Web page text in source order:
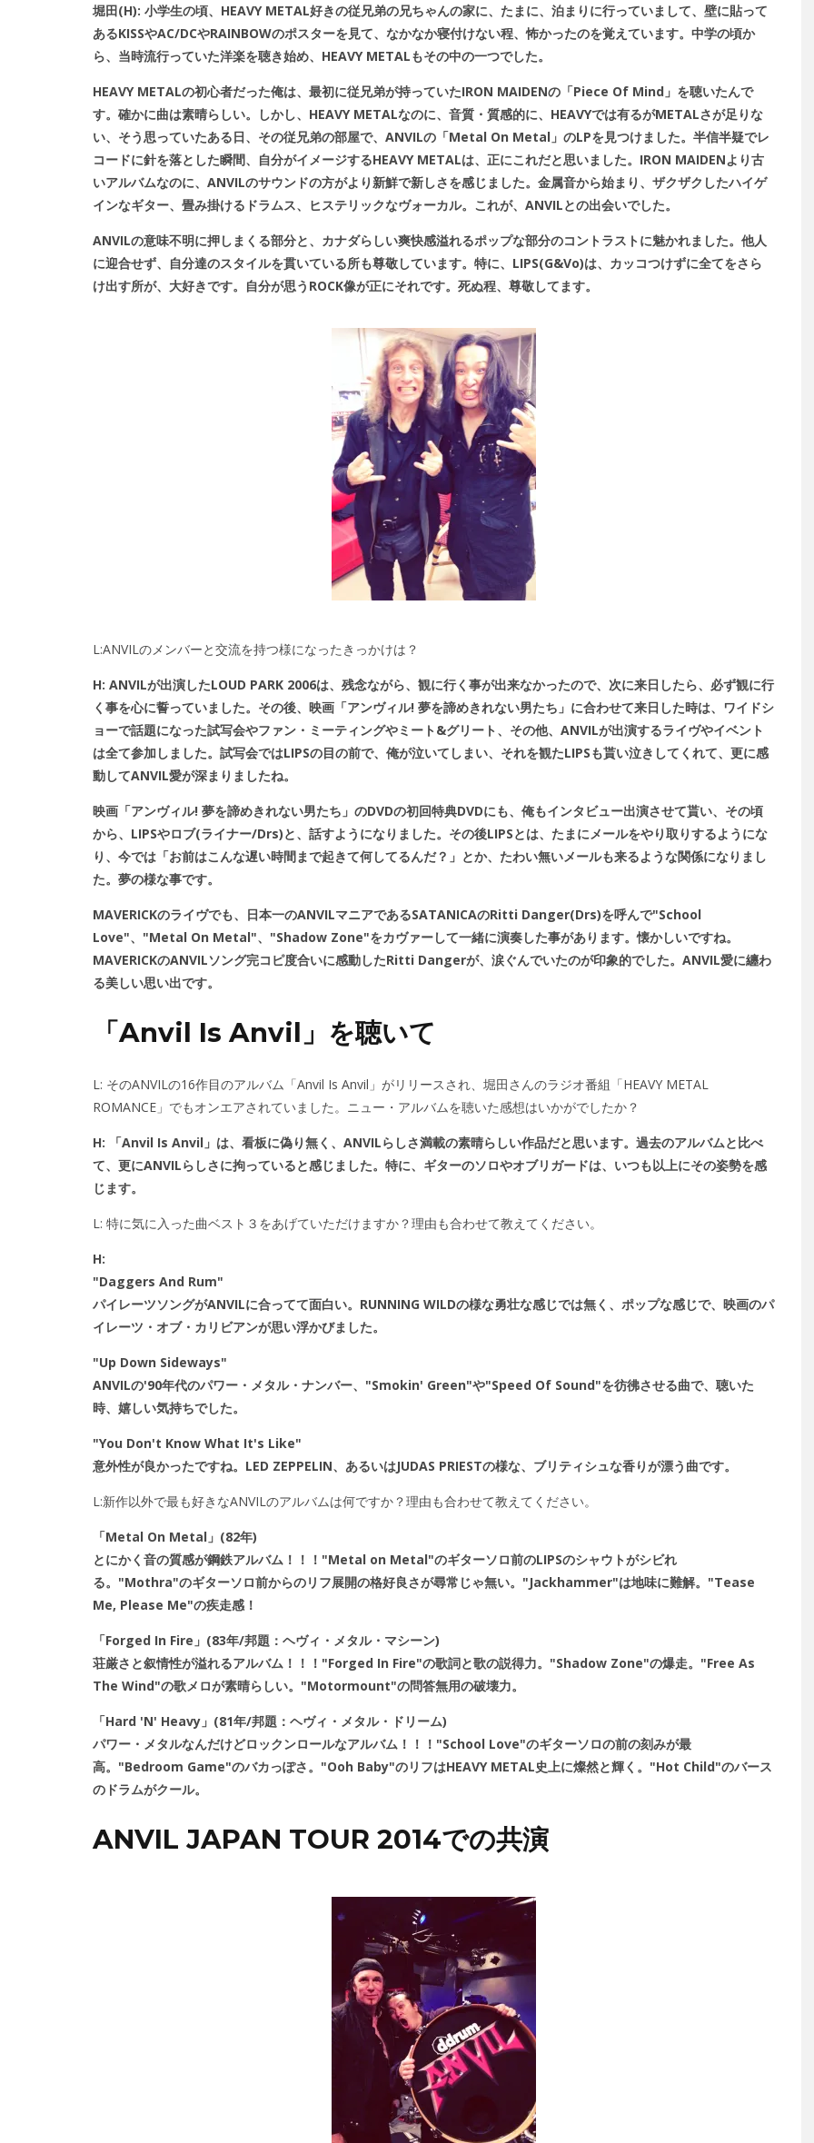
堀田(H): 小学生の頃、HEAVY METAL好きの従兄弟の兄ちゃんの家に、たまに、泊まりに行っていまして、壁に貼って
あるKISSやAC/DCやRAINBOWのポスターを見て、なかなか寝付けない程、怖かったのを覚えています。中学の頃か
ら、当時流行っていた洋楽を聴き始め、HEAVY METALもその中の一つでした。
HEAVY METALの初心者だった俺は、最初に従兄弟が持っていたIRON MAIDENの「Piece Of Mind」を聴いたんで
す。確かに曲は素晴らしい。しかし、HEAVY METALなのに、音質・質感的に、HEAVYでは有るがMETALさが足りな
い、そう思っていたある日、その従兄弟の部屋で、ANVILの「Metal On Metal」のLPを見つけました。半信半疑でレ
コードに針を落とした瞬間、自分がイメージするHEAVY METALは、正にこれだと思いました。IRON MAIDENより古
いアルバムなのに、ANVILのサウンドの方がより新鮮で新しさを感じました。金属音から始まり、ザクザクしたハイゲ
インなギター、畳み掛けるドラムス、ヒステリックなヴォーカル。これが、ANVILとの出会いでした。
ANVILの意味不明に押しまくる部分と、カナダらしい爽快感溢れるポップな部分のコントラストに魅かれました。他人
に迎合せず、自分達のスタイルを貫いている所も尊敬しています。特に、LIPS(G&Vo)は、カッコつけずに全てをさら
け出す所が、大好きです。自分が思うROCK像が正にそれです。死ぬ程、尊敬してます。
L:ANVILのメンバーと交流を持つ様になったきっかけは？
H: ANVILが出演したLOUD PARK 2006は、残念ながら、観に行く事が出来なかったので、次に来日したら、必ず観に行
く事を心に誓っていました。その後、映画「アンヴィル! 夢を諦めきれない男たち」に合わせて来日した時は、ワイドシ
ョーで話題になった試写会やファン・ミーティングやミート&グリート、その他、ANVILが出演するライヴやイベント
は全て参加しました。試写会ではLIPSの目の前で、俺が泣いてしまい、それを観たLIPSも貰い泣きしてくれて、更に感
動してANVIL愛が深まりましたね。
映画「アンヴィル! 夢を諦めきれない男たち」のDVDの初回特典DVDにも、俺もインタビュー出演させて貰い、その頃
から、LIPSやロブ(ライナー/Drs)と、話すようになりました。その後LIPSとは、たまにメールをやり取りするようにな
り、今では「お前はこんな遅い時間まで起きて何してるんだ？」とか、たわい無いメールも来るような関係になりまし
た。夢の様な事です。
MAVERICKのライヴでも、日本一のANVILマニアであるSATANICAのRitti Danger(Drs)を呼んで"School
Love"、"Metal On Metal"、"Shadow Zone"をカヴァーして一緒に演奏した事があります。懐かしいですね。
MAVERICKのANVILソング完コピ度合いに感動したRitti Dangerが、涙ぐんでいたのが印象的でした。ANVIL愛に纏わ
る美しい思い出です。
「Anvil Is Anvil」を聴いて
L: そのANVILの16作目のアルバム「Anvil Is Anvil」がリリースされ、堀田さんのラジオ番組「HEAVY METAL
ROMANCE」でもオンエアされていました。ニュー・アルバムを聴いた感想はいかがでしたか？
H: 「Anvil Is Anvil」は、看板に偽り無く、ANVILらしさ満載の素晴らしい作品だと思います。過去のアルバムと比べ
て、更にANVILらしさに拘っていると感じました。特に、ギターのソロやオブリガードは、いつも以上にその姿勢を感
じます。
L: 特に気に入った曲ベスト３をあげていただけますか？理由も合わせて教えてください。
H:
"Daggers And Rum"
パイレーツソングがANVILに合ってて面白い。RUNNING WILDの様な勇壮な感じでは無く、ポップな感じで、映画のパ
イレーツ・オブ・カリビアンが思い浮かびました。
"Up Down Sideways"
ANVILの'90年代のパワー・メタル・ナンバー、"Smokin' Green"や"Speed Of Sound"を彷彿させる曲で、聴いた
時、嬉しい気持ちでした。
"You Don't Know What It's Like"
意外性が良かったですね。LED ZEPPELIN、あるいはJUDAS PRIESTの様な、ブリティシュな香りが漂う曲です。
L:新作以外で最も好きなANVILのアルバムは何ですか？理由も合わせて教えてください。
「Metal On Metal」(82年)
とにかく音の質感が鋼鉄アルバム！！！"Metal on Metal"のギターソロ前のLIPSのシャウトがシビれ
る。"Mothra"のギターソロ前からのリフ展開の格好良さが尋常じゃ無い。"Jackhammer"は地味に難解。"Tease
Me, Please Me"の疾走感！
「Forged In Fire」(83年/邦題：ヘヴィ・メタル・マシーン)
荘厳さと叙情性が溢れるアルバム！！！"Forged In Fire"の歌詞と歌の説得力。"Shadow Zone"の爆走。"Free As
The Wind"の歌メロが素晴らしい。"Motormount"の問答無用の破壊力。
「Hard 'N' Heavy」(81年/邦題：ヘヴィ・メタル・ドリーム)
パワー・メタルなんだけどロックンロールなアルバム！！！"School Love"のギターソロの前の刻みが最
高。"Bedroom Game"のバカっぽさ。"Ooh Baby"のリフはHEAVY METAL史上に燦然と輝く。"Hot Child"のバース
のドラムがクール。
ANVIL JAPAN TOUR 2014での共演